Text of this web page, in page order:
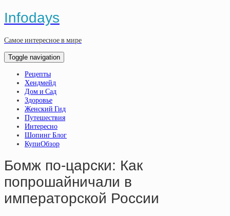
Infodays
Самое интересное в мире
Toggle navigation
Рецепты
Хендмейд
Дом и Сад
Здоровье
Женский Гид
Путешествия
Интересно
Шопинг Блог
КупиОбзор
Бомж по-царски: Как
попрошайничали в
императорской России